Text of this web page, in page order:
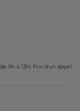
9h à 13h) Prix d'un appel